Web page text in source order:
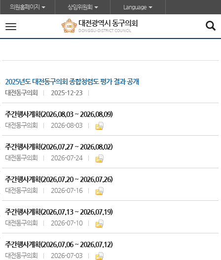
본문바로가기
의원홈페이지 상임위원회 Language
전
메
대전광역시 동구의회
DONGGU-DISTRICT COUNCIL
2025년도 대전동구의회 종합청렴도 평가 결과 공개
대전동구의회 2025-12-23
주간행사계획(2026.08.03 ~ 2026.08.09)
대전동구의회 2026-08-03
주간행사계획(2026.07.27 ~ 2026.08.02)
대전동구의회 2026-07-24
주간행사계획(2026.07.20 ~ 2026.07.26)
대전동구의회 2026-07-16
주간행사계획(2026.07.13 ~ 2026.07.19)
대전동구의회 2026-07-10
주간행사계획(2026.07.06 ~ 2026.07.12)
대전동구의회 2026-07-03